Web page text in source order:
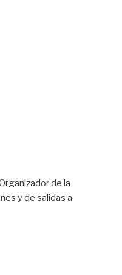
de la
y de salidas a